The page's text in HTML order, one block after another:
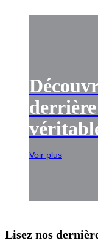
Voir plus
Lisez nos